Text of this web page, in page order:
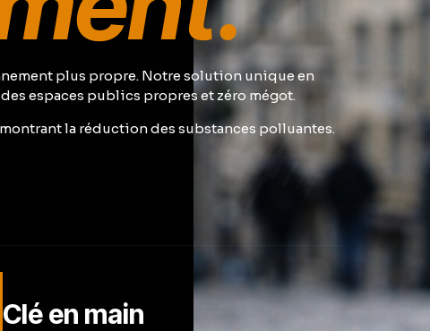
plus propre. Notre solution unique en
espaces publics propres et zéro mégot.
la réduction des substances polluantes.
Clé en main